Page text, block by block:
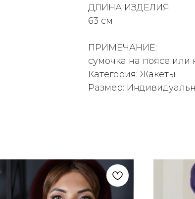
ДЛИНА ИЗДЕЛИЯ:
63 см
ПРИМЕЧАНИЕ:
сумочка на поясе или
Категория: Жакеты
Размер: